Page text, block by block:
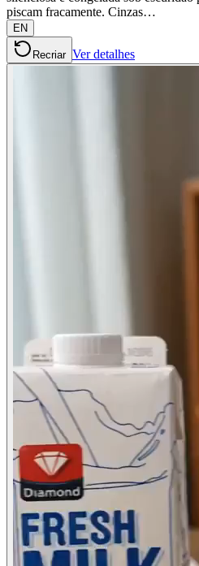
piscam fracamente. Cinzas…
EN
Recriar Ver detalhes